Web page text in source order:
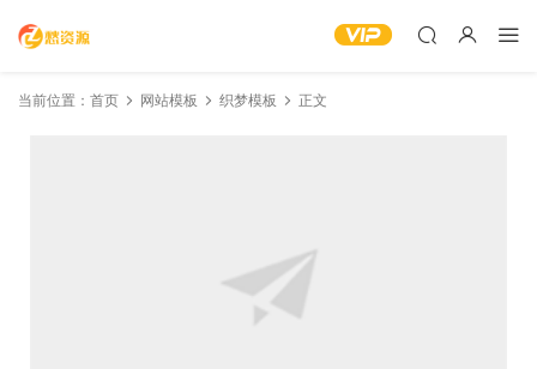
当前位置： 首页 网站模板 织梦模板 正文